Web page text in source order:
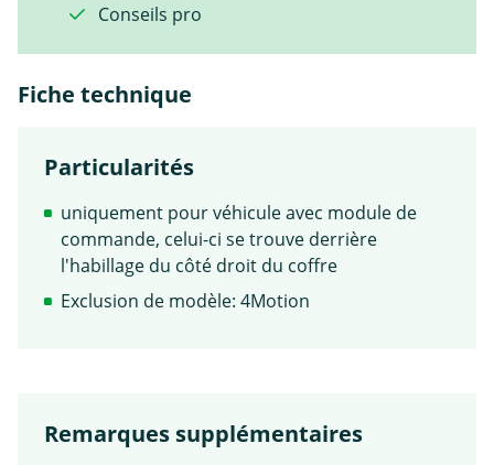
Conseils pro
Fiche technique
Particularités
uniquement pour véhicule avec module de
commande, celui-ci se trouve derrière
l'habillage du côté droit du coffre
Exclusion de modèle: 4Motion
Remarques supplémentaires